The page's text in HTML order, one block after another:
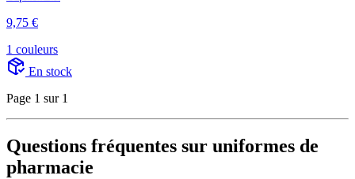
9,75 €
1 couleurs
En stock
Page 1 sur 1
Questions fréquentes sur uniformes de
pharmacie